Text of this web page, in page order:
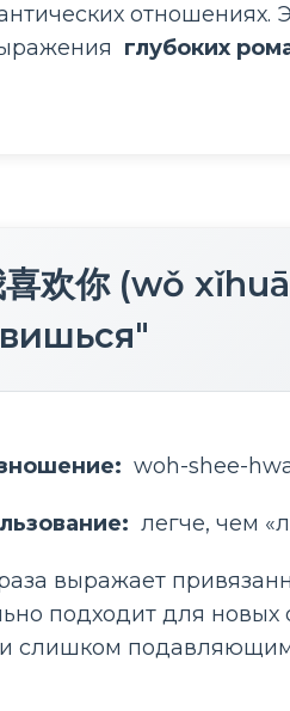
отношениях.
глубоких
喜欢你 (wǒ
woh-shee-
легче, чем
выражает
подходит для новых
слишком